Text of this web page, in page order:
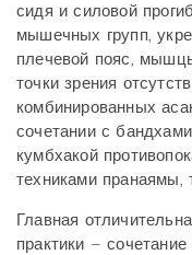
сидя и силовой
мышечных групп,
плечевой пояс,
точки зрения
комбинированных
сочетании с
кумбхакой
техниками пранаямы,
Главная
практики –